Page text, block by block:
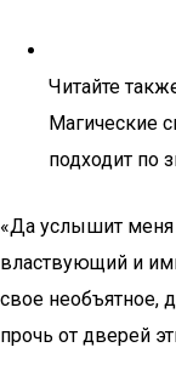
Читайте
Магические
подходит по
«Да услышит меня
властвующий и
свое необъятное,
прочь от дверей